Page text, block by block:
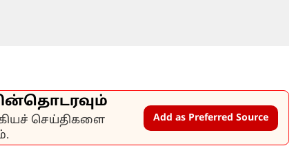
செய்திகளை
Add as Preferred Source